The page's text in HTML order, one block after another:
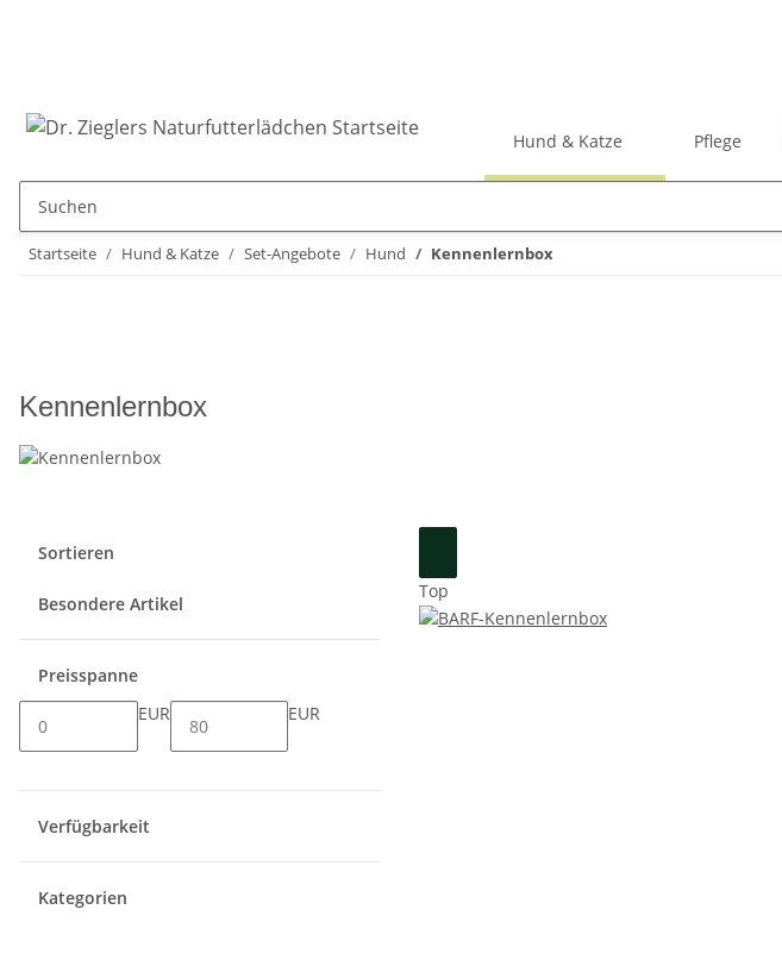
Hund & Katze Pflege
Startseite Hund & Katze Set-Angebote Hund Kennenlernbox
Kennenlernbox
Top
Sortieren
Besondere Artikel
Preisspanne
EUR
EUR
Verfügbarkeit
Kategorien